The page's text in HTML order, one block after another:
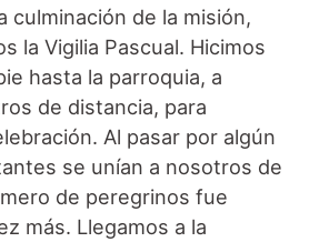
culminación de la misión,
la Vigilia Pascual. Hicimos
hasta la parroquia, a
de distancia, para
Al pasar por algún
se unían a nosotros de
de peregrinos fue
más. Llegamos a la